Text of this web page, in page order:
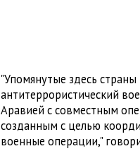
"Упомянутые здесь
антитеррористический
Аравией с совместным
созданным с целью
военные операции,"